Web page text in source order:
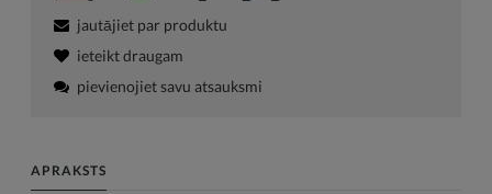
jautājiet par produktu
ieteikt draugam
pievienojiet savu atsauksmi
APRAKSTS